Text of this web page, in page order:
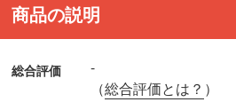
商品の説明
総合評価
-
（総合評価とは？ ）